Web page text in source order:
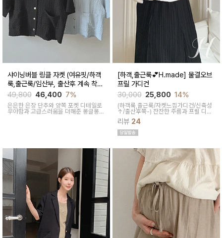
샤이닝버블 링클 자켓 (여유핏/하객
룩,출근룩/임산부, 출산후 계속 착용
가능)
49,800 46,400 7%
은은한 은장 단추와 양쪽 포켓 디테일로
우아함과 고급스러움을 더해준 몽글몽글
한 링클 텍스처로 입체감이 세련된 자켓
[하객,출근룩💕H.made] 물결오브
프릴 가디건
30,000 25,800 14%
(하객룩,출근룩/자켓느낌가디건/신축성
↑/출산후쭉-)잔잔한 주름과 프릴 디테
일이 사랑스러운 반팔 가디건이에요 퍼
프소매와 페이크 버튼이 은근한 포인트
가 되어줘요 가볍게 걸쳐도 로맨틱한 분
위기가 자연스럽게 연출돼요
리뷰 24